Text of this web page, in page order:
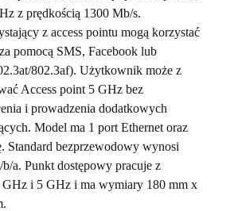
z prędkością 1300 Mb/s.
z access pointu mogą korzystać
pomocą SMS, Facebook lub
802.3af). Użytkownik może z
Access point 5 GHz bez
i prowadzenia dodatkowych
Model ma 1 port Ethernet oraz
Standard bezprzewodowy wynosi
a. Punkt dostępowy pracuje z
GHz i 5 GHz i ma wymiary 180 mm x